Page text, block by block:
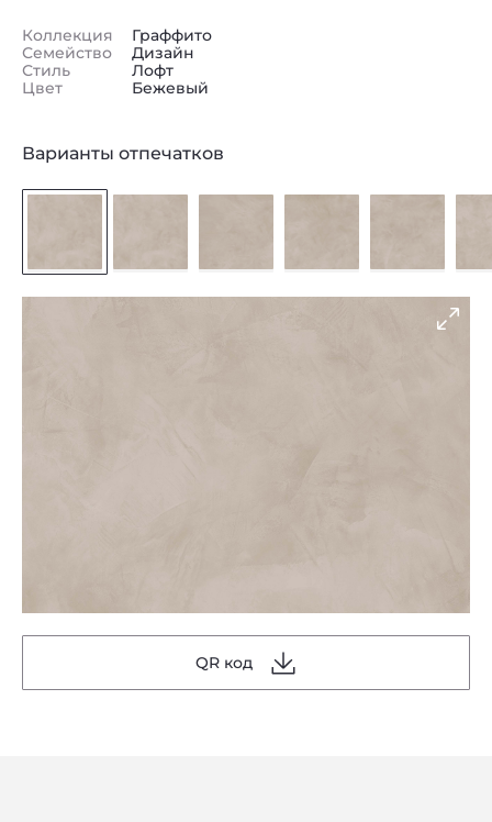
Коллекция
Семейство
Стиль
Цвет
Граффито
Дизайн
Лофт
Бежевый
Варианты отпечатков
QR код